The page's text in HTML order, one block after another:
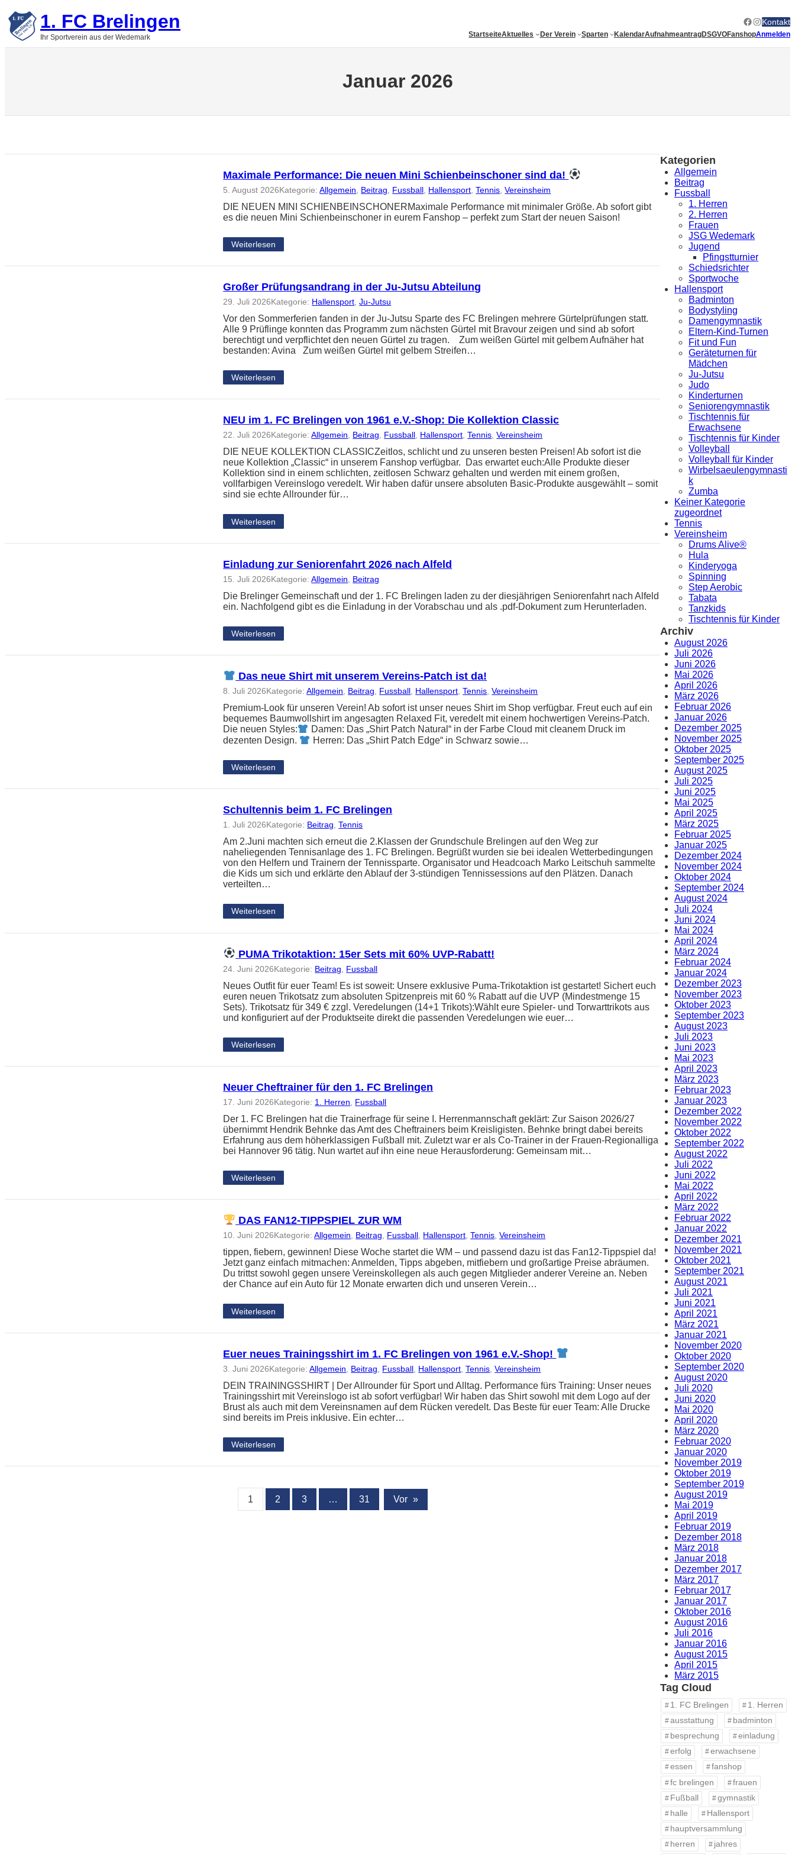
Zum
Inhalt
springen1. FC Brelingen
Ihr Sportverein aus der Wedemark
Facebook
Instagram
Kontakt
StartseiteAktuelles Der Verein Sparten KalendarAufnahmeantragDSGVOFanshopAnmelden
Januar 2026
Maximale Performance: Die neuen Mini Schienbeinschoner sind da!
5. August 2026Kategorie:Allgemein Beitrag Fussball Hallensport , Tennis , Vereinsheim
DIE NEUEN MINI SCHIENBEINSCHONERMaximale Performance mit minimaler Größe. Ab sofort gibt
es die neuen Mini Schienbeinschoner in eurem Fanshop – perfekt zum Start der neuen Saison!
Weiterlesen
Großer Prüfungsandrang in der Ju-Jutsu Abteilung
29. Juli 2026Kategorie: Hallensport , Ju-Jutsu
Vor den Sommerferien fanden in der Ju-Jutsu Sparte des FC Brelingen mehrere Gürtelprüfungen statt.
Alle 9 Prüflinge konnten das Programm zum nächsten Gürtel mit Bravour zeigen und sind ab sofort
berechtigt und verpflichtet den neuen Gürtel zu tragen. Zum weißen Gürtel mit gelbem Aufnäher hat
bestanden: Avina Zum weißen Gürtel mit gelbem Streifen…
Weiterlesen
NEU im 1. FC Brelingen von 1961 e.V.-Shop: Die Kollektion Classic
22. Juli 2026Kategorie:Allgemein, Beitrag, Fussball, Hallensport, Tennis, Vereinsheim
DIE NEUE KOLLEKTION CLASSICZeitlos, schlicht und zu unseren besten Preisen! Ab sofort ist die
neue Kollektion „Classic“ in unserem Fanshop verfügbar. Das erwartet euch:Alle Produkte dieser
Kollektion sind in einem schlichten, zeitlosen Schwarz gehalten und werden mit einem großen,
vollfarbigen Vereinslogo veredelt. Wir haben dafür unsere absoluten Basic-Produkte ausgewählt – somit
sind sie echte Allrounder für…
Weiterlesen
Einladung zur Seniorenfahrt 2026 nach Alfeld
15. Juli 2026Kategorie:Allgemein Beitrag
Die Brelinger Gemeinschaft und der 1. FC Brelingen laden zu der diesjährigen Seniorenfahrt nach Alfeld
ein. Nachfolgend gibt es die Einladung in der Vorabschau und als .pdf-Dokument zum Herunterladen.
Weiterlesen
Das neue Shirt mit unserem Vereins-Patch ist da!
8. Juli 2026Kategorie:Allgemein Beitrag Fussball Hallensport , Tennis , Vereinsheim
Premium-Look für unseren Verein! Ab sofort ist unser neues Shirt im Shop verfügbar. Freut euch auf ein
bequemes Baumwollshirt im angesagten Relaxed Fit, veredelt mit einem hochwertigen Vereins-Patch.
Die neuen Styles:
Damen: Das „Shirt Patch Natural“ in der Farbe Cloud mit cleanem Druck im
dezenten Design.
Herren: Das „Shirt Patch Edge“ in Schwarz sowie…
Weiterlesen
Schultennis beim 1. FC Brelingen
1. Juli 2026Kategorie: Beitrag, Tennis
Am 2.Juni machten sich erneut die 2.Klassen der Grundschule Brelingen auf den Weg zur
naheliegenden Tennisanlage des 1. FC Brelingen. Begrüßt wurden sie bei idealen Wetterbedingungen
von den Helfern und Trainern der Tennissparte. Organisator und Headcoach Marko Leitschuh sammelte
die Kids um sich und erklärte den Ablauf der 3-stündigen Tennissessions auf den Plätzen. Danach
verteilten…
Weiterlesen
PUMA Trikotaktion: 15er Sets mit 60% UVP-Rabatt!
24. Juni 2026Kategorie: Beitrag Fussball
Neues Outfit für euer Team! Es ist soweit: Unsere exklusive Puma-Trikotaktion ist gestartet! Sichert euch
euren neuen Trikotsatz zum absoluten Spitzenpreis mit 60 % Rabatt auf die UVP (Mindestmenge 15
Sets). Trikotsatz für 349 € zzgl. Veredelungen (14+1 Trikots):Wählt eure Spieler- und Torwarttrikots aus
und konfiguriert auf der Produktseite direkt die passenden Veredelungen wie euer…
Weiterlesen
Neuer Cheftrainer für den 1. FC Brelingen
17. Juni 2026Kategorie: 1. Herren Fussball
Der 1. FC Brelingen hat die Trainerfrage für seine I. Herrenmannschaft geklärt: Zur Saison 2026/27
übernimmt Hendrik Behnke das Amt des Cheftrainers beim Kreisligisten. Behnke bringt dabei bereits
Erfahrung aus dem höherklassigen Fußball mit. Zuletzt war er als Co-Trainer in der Frauen-Regionalliga
bei Hannover 96 tätig. Nun wartet auf ihn eine neue Herausforderung: Gemeinsam mit…
Weiterlesen
DAS FAN12-TIPPSPIEL ZUR WM
10. Juni 2026Kategorie:Allgemein, Beitrag, Fussball, Hallensport, Tennis, Vereinsheim
tippen, fiebern, gewinnen! Diese Woche startet die WM – und passend dazu ist das Fan12-Tippspiel da!
Jetzt ganz einfach mitmachen: Anmelden, Tipps abgeben, mitfiebern und großartige Preise abräumen.
Du trittst sowohl gegen unsere Vereinskollegen als auch gegen Mitglieder anderer Vereine an. Neben
der Chance auf ein Auto für 12 Monate erwarten dich und unseren Verein…
Weiterlesen
Euer neues Trainingsshirt im 1. FC Brelingen von 1961 e.V.-Shop!
3. Juni 2026Kategorie:Allgemein Beitrag Fussball Hallensport , Tennis , Vereinsheim
DEIN TRAININGSSHIRT | Der Allrounder für Sport und Alltag. Performance fürs Training: Unser neues
Trainingsshirt mit Vereinslogo ist ab sofort verfügbar! Wir haben das Shirt sowohl mit dem Logo auf der
Brust als auch mit dem Vereinsnamen auf dem Rücken veredelt. Das Beste für euer Team: Alle Drucke
sind bereits im Preis inklusive. Ein echter…
Weiterlesen
1 2 3 … 31 Vor »
Kategorien
Allgemein
Beitrag
Fussball
1. Herren
2. Herren
Frauen
JSG Wedemark
Jugend
Pfingstturnier
Schiedsrichter
Sportwoche
Hallensport
Badminton
Bodystyling
Damengymnastik
Eltern-Kind-Turnen
Fit und Fun
Geräteturnen für
Mädchen
Ju-Jutsu
Judo
Kinderturnen
Seniorengymnastik
Tischtennis für
Erwachsene
Tischtennis für Kinder
Volleyball
Volleyball für Kinder
Wirbelsaeulengymnasti
k
Zumba
Keiner Kategorie
zugeordnet
Tennis
Vereinsheim
Drums Alive®
Hula
Kinderyoga
Spinning
Step Aerobic
Tabata
Tanzkids
Tischtennis für Kinder
Archiv
August 2026
Juli 2026
Juni 2026
Mai 2026
April 2026
März 2026
Februar 2026
Januar 2026
Dezember 2025
November 2025
Oktober 2025
September 2025
August 2025
Juli 2025
Juni 2025
Mai 2025
April 2025
März 2025
Februar 2025
Januar 2025
Dezember 2024
November 2024
Oktober 2024
September 2024
August 2024
Juli 2024
Juni 2024
Mai 2024
April 2024
März 2024
Februar 2024
Januar 2024
Dezember 2023
November 2023
Oktober 2023
September 2023
August 2023
Juli 2023
Juni 2023
Mai 2023
April 2023
März 2023
Februar 2023
Januar 2023
Dezember 2022
November 2022
Oktober 2022
September 2022
August 2022
Juli 2022
Juni 2022
Mai 2022
April 2022
März 2022
Februar 2022
Januar 2022
Dezember 2021
November 2021
Oktober 2021
September 2021
August 2021
Juli 2021
Juni 2021
April 2021
März 2021
Januar 2021
November 2020
Oktober 2020
September 2020
August 2020
Juli 2020
Juni 2020
Mai 2020
April 2020
März 2020
Februar 2020
Januar 2020
November 2019
Oktober 2019
September 2019
August 2019
Mai 2019
April 2019
Februar 2019
Dezember 2018
März 2018
Januar 2018
Dezember 2017
März 2017
Februar 2017
Januar 2017
Oktober 2016
August 2016
Juli 2016
Januar 2016
August 2015
April 2015
März 2015
Tag Cloud
1. FC Brelingen
1. Herren
ausstattung
badminton
besprechung
einladung
erfolg
erwachsene
essen
fanshop
fc brelingen
frauen
Fußball
gymnastik
halle
Hallensport
hauptversammlung
herren
jahres